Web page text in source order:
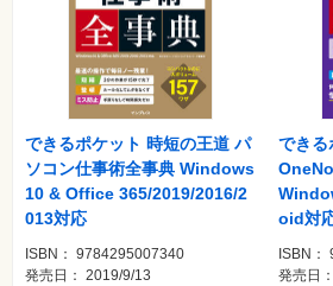
できるポケット 時短の王道 パ
ソコン仕事術全事典 Windows
10 & Office 365/2019/2016/2
013対応
ISBN： 9784295007340
発売日： 2019/9/13
できる
oid対
ISBN：
発売日